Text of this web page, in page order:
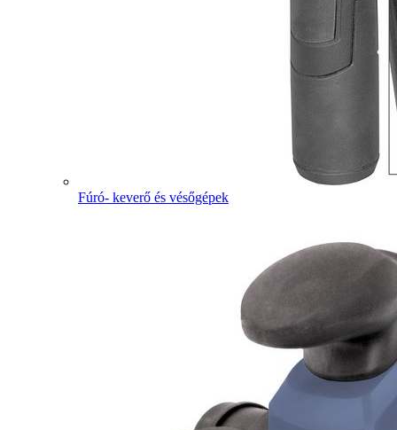
Fúró- keverő és vésőgépek